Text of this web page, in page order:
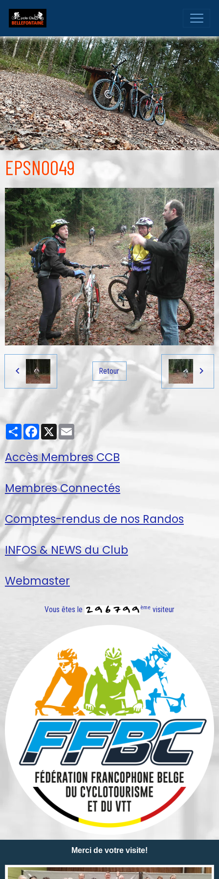
EPSN0049
Retour
PartagerFacebook
X Email
Accès Membres CCB
Membres Connectés
Comptes-rendus de nos Randos
INFOS & NEWS du Club
Webmaster
Vous êtes le ème visiteur
Merci de votre visite!